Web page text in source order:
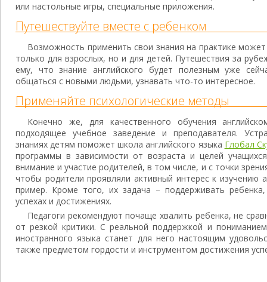
или настольные игры, специальные приложения.
Путешествуйте вместе с ребенком
Возможность применить свои знания на практике
только для взрослых, но и для детей. Путешествия за
ему, что знание английского будет полезным уже
общаться с новыми людьми, узнавать что-то интересное.
Применяйте психологические методы
Конечно же, для качественного обучения
подходящее учебное заведение и преподавателя.
знаниях детям поможет школа английского языка Глобал
программы в зависимости от возраста и целей
внимание и участие родителей, в том числе, и с точки
чтобы родители проявляли активный интерес к изучению
пример. Кроме того, их задача – поддерживать
успехах и достижениях.
Педагоги рекомендуют почаще хвалить ребенка, не
от резкой критики. С реальной поддержкой и
иностранного языка станет для него настоящим
также предметом гордости и инструментом достижения